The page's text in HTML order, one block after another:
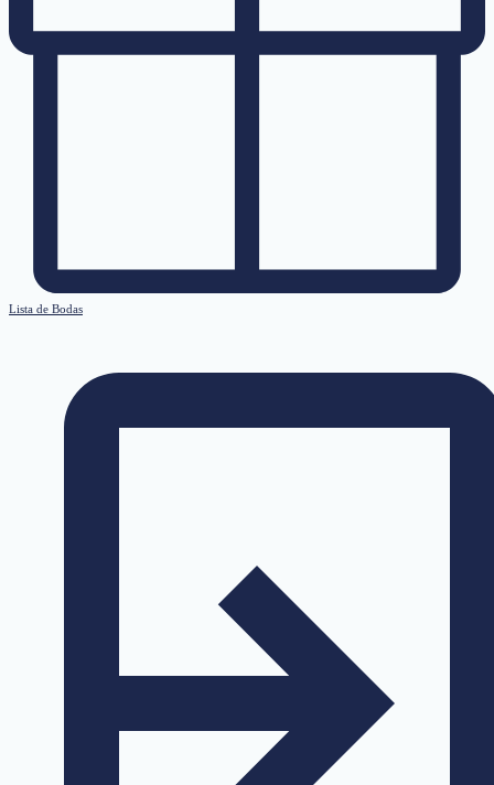
Lista de Bodas